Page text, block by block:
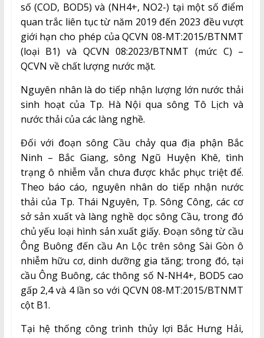
số (COD, BOD5) và (NH4+, NO2-) tại một số điểm
quan trắc liên tục từ năm 2019 đến 2023 đều vượt
giới hạn cho phép của QCVN 08-MT:2015/BTNMT
(loại B1) và QCVN 08:2023/BTNMT (mức C) –
QCVN về chất lượng nước mặt.
Nguyên nhân là do tiếp nhận lượng lớn nước thải
sinh hoạt của Tp. Hà Nội qua sông Tô Lịch và
nước thải của các làng nghề.
Đối với đoạn sông Cầu chảy qua địa phận Bắc
Ninh – Bắc Giang, sông Ngũ Huyện Khê, tình
trạng ô nhiễm vẫn chưa được khắc phục triệt để.
Theo báo cáo, nguyên nhân do tiếp nhận nước
thải của Tp. Thái Nguyên, Tp. Sông Công, các cơ
sở sản xuất và làng nghề dọc sông Cầu, trong đó
chủ yếu loại hình sản xuất giấy. Đoạn sông từ cầu
Ông Buông đến cầu An Lộc trên sông Sài Gòn ô
nhiễm hữu cơ, dinh dưỡng gia tăng; trong đó, tại
cầu Ông Buông, các thông số N-NH4+, BOD5 cao
gấp 2,4 và 4 lần so với QCVN 08-MT:2015/BTNMT
cột B1.
Tại hệ thống công trình thủy lợi Bắc Hưng Hải,